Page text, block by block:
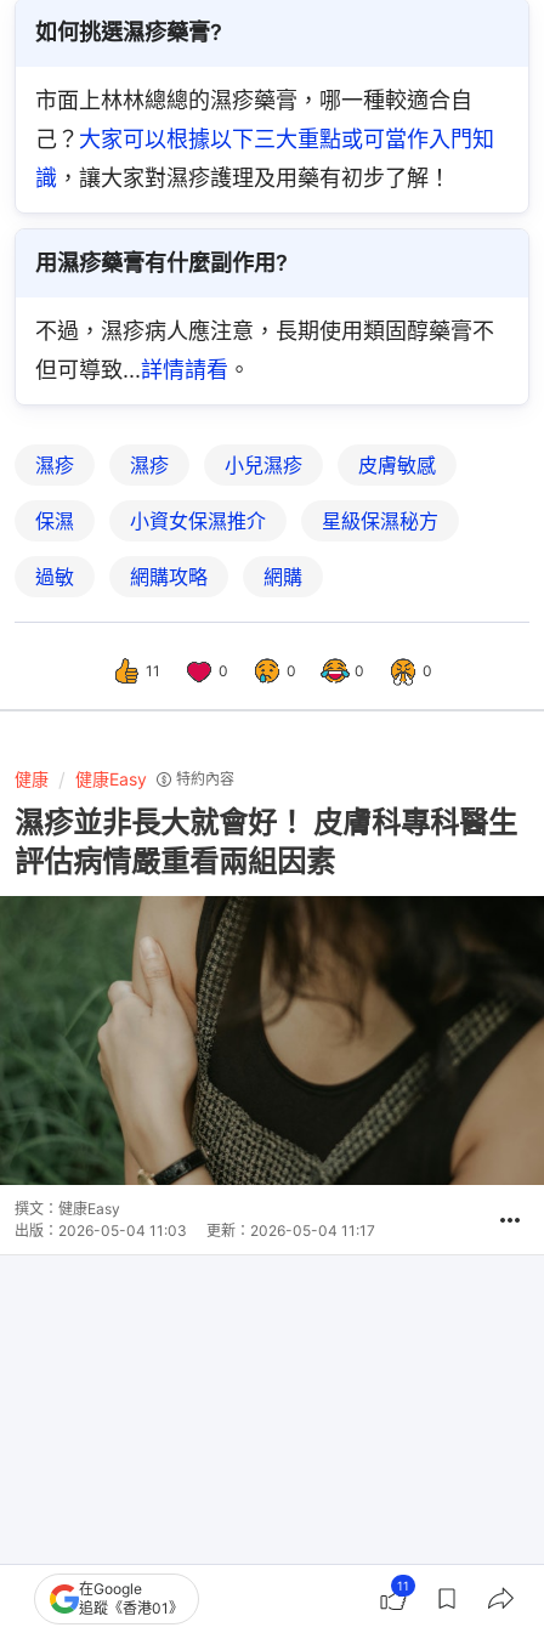
如何挑選濕疹藥膏?
市面上林林總總的濕疹藥膏，哪一種較適合自
己？ 大家可以根據以下三大重點或可當作入門知
識 ，讓大家對濕疹護理及用藥有初步了解！
用濕疹藥膏有什麼副作用?
不過，濕疹病人應注意，長期使用類固醇藥膏不
但可導致...詳情請看 。
濕疹 濕疹 小兒濕疹 皮膚敏感
保濕 小資女保濕推介 星級保濕秘方
過敏 網購攻略 網購
11 0 0 0 0
健康 健康Easy 特約內容
濕疹並非長大就會好！ 皮膚科專科醫生
評估病情嚴重看兩組因素
撰文： 健康Easy
出版： 2026-05-04 11:03 更新： 2026-05-04 11:17
在Google
追蹤《香港01》
11